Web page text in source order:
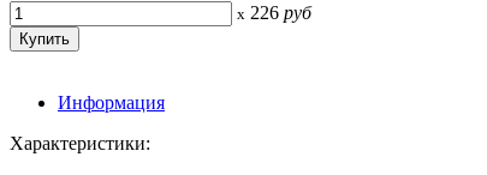
x 226 руб
Информация
Характеристики: